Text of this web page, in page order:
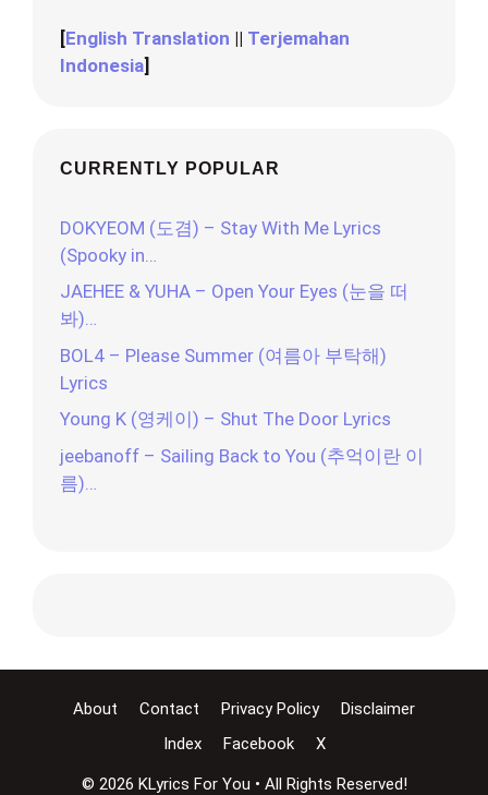
[English Translation || Terjemahan
Indonesia]
CURRENTLY POPULAR
DOKYEOM (도겸) – Stay With Me Lyrics
(Spooky in…
JAEHEE & YUHA – Open Your Eyes (눈을 떠
봐)…
BOL4 – Please Summer (여름아 부탁해)
Lyrics
Young K (영케이) – Shut The Door Lyrics
jeebanoff – Sailing Back to You (추억이란 이
름)…
About Contact Privacy Policy
Disclaimer
Index
Facebook X
© 2026 KLyrics For You • All Rights Reserved!